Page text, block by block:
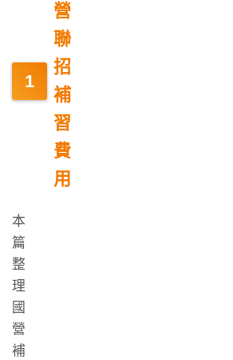
營
聯
招
補
習
費
用
本
篇
整
理
國
營
補